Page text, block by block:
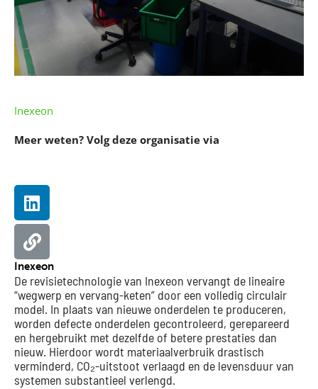
Inexeon
Meer weten? Volg deze organisatie via
Linkedin
Website
Inexeon
De revisietechnologie van Inexeon vervangt de lineaire
“wegwerp en vervang-keten” door een volledig circulair
model. In plaats van nieuwe onderdelen te produceren,
worden defecte onderdelen gecontroleerd, gerepareerd
en hergebruikt met dezelfde of betere prestaties dan
nieuw. Hierdoor wordt materiaalverbruik drastisch
verminderd, CO₂-uitstoot verlaagd en de levensduur van
systemen substantieel verlengd.